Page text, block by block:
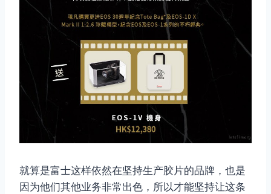
就算是富士这样依然在坚持生产胶片的品牌，也是
因为他们其他业务非常出色，所以才能坚持让这条